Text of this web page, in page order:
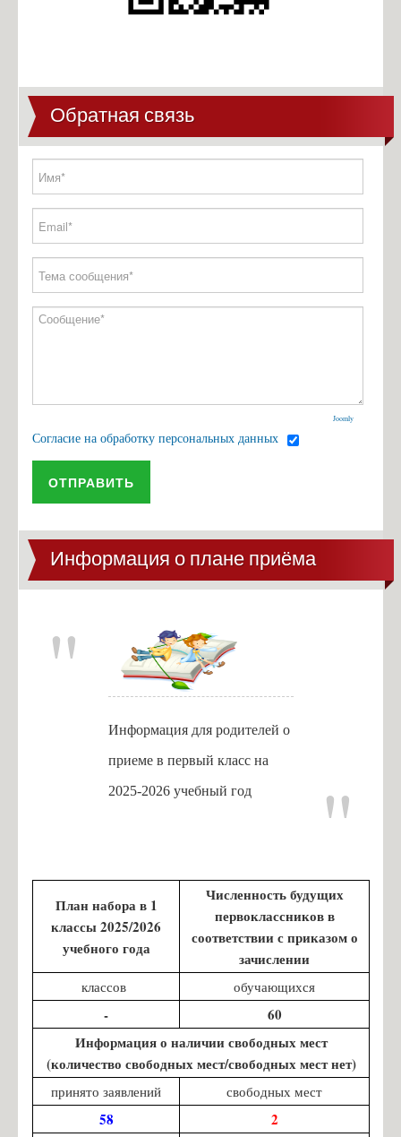
2026 учебный год
Новогодняя выставка
Новости
Вакцинация от гриппа и коронавирусной инфекции
Год педагога и наставника
Памятка о мерах профилактики энтеровирусной инфекции для
детских образовательных учреждений
родителей
Противодействие коррупции
Антикоррупционная экспертиза
Формы документов
Сведения о доходах
Обратная связь
Joomly
Согласие на обработку персональных данных
ОТПРАВИТЬ
Информация о плане приёма
Информация для родителей о
приеме в первый класс на
2025-2026 учебный год
План набора в 1
классы 2025/2026
учебного года
Численность будущих
первоклассников в
соответствии с приказом о
зачислении
классов обучающихся
-
60
Информация о наличии свободных мест
(количество свободных мест/свободных мест нет)
принято заявлений свободных мест
58 2